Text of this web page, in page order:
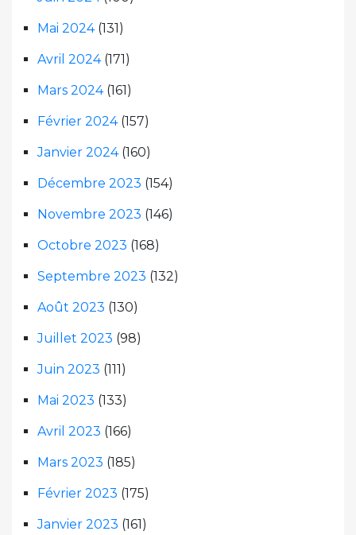
Mai 2024(131)
Avril 2024(171)
Mars 2024(161)
Février 2024(157)
Janvier 2024(160)
Décembre 2023 (154)
Novembre 2023 (146)
Octobre 2023 (168)
Septembre 2023 (132)
Août 2023 (130)
Juillet 2023 (98)
Juin 2023 (111)
Mai 2023 (133)
Avril 2023 (166)
Mars 2023 (185)
Février 2023 (175)
Janvier 2023 (161)